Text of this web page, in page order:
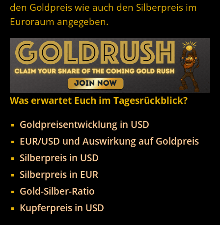
den Goldpreis wie auch den Silberpreis im
Euroraum angegeben.
Was erwartet Euch im Tagesrückblick?
Goldpreisentwicklung in USD
EUR/USD und Auswirkung auf Goldpreis
Silberpreis in USD
Silberpreis in EUR
Gold-Silber-Ratio
Kupferpreis in USD